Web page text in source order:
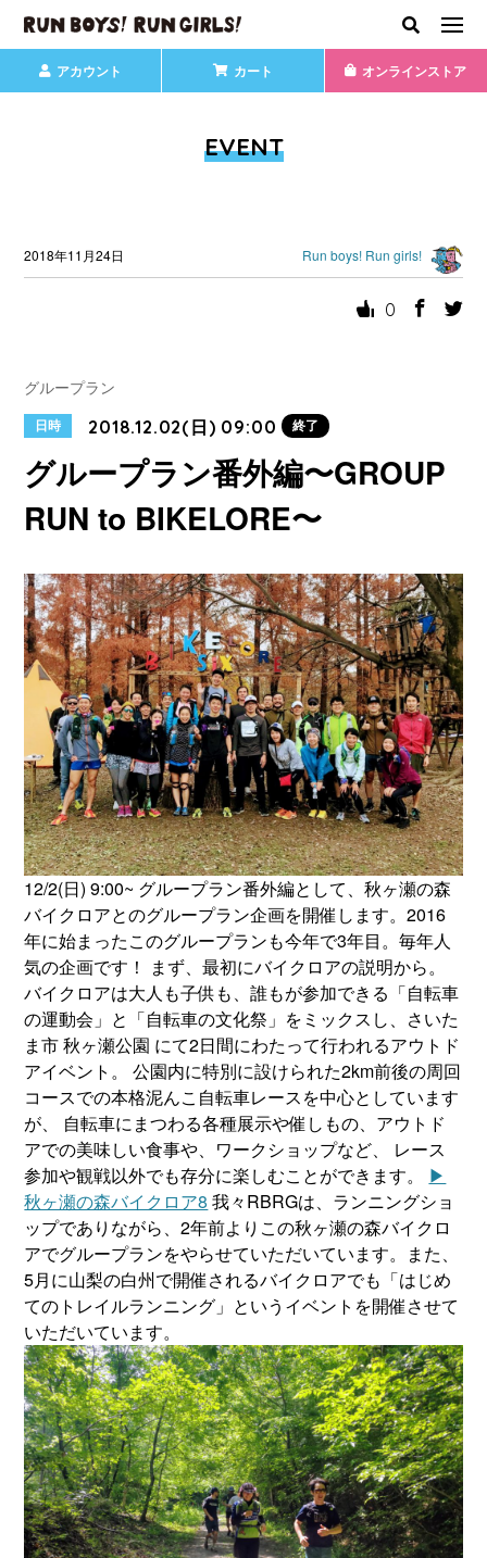
アカウント カート オンラインストア
EVENT
2018年11月24日 Run boys! Run girls!
0
グループラン
日時 2018.12.02(日) 09:00 終了
グループラン番外編〜GROUP
RUN to BIKELORE〜
12/2(日) 9:00~ グループラン番外編として、秋ヶ瀬の森
バイクロアとのグループラン企画を開催します。2016
年に始まったこのグループランも今年で3年目。毎年人
気の企画です！ まず、最初にバイクロアの説明から。
バイクロアは大人も子供も、誰もが参加できる「自転車
の運動会」と「自転車の文化祭」をミックスし、さいた
ま市 秋ヶ瀬公園 にて2日間にわたって行われるアウトド
アイベント。 公園内に特別に設けられた2km前後の周回
コースでの本格泥んこ自転車レースを中心としています
が、 自転車にまつわる各種展示や催しもの、アウトド
アでの美味しい食事や、ワークショップなど、 レース
参加や観戦以外でも存分に楽しむことができます。 ▶︎
秋ヶ瀬の森バイクロア8 我々RBRGは、ランニングショ
ップでありながら、2年前よりこの秋ヶ瀬の森バイクロ
アでグループランをやらせていただいています。また、
5月に山梨の白州で開催されるバイクロアでも「はじめ
てのトレイルランニング」というイベントを開催させて
いただいています。